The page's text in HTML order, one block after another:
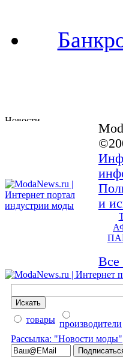
и
Все
товары производители
Рассылка: "Новости моды"